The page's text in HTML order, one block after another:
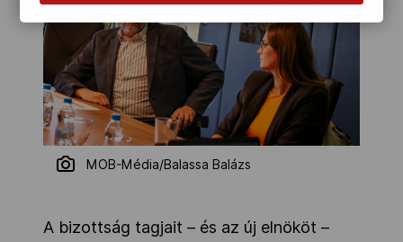
MOB-Média/Balassa Balázs
A bizottság tagjait – és az új elnököt –